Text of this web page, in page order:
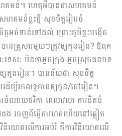
ហគមន៍។ ហេតុអីបានជាសហគមន៍
មន៍ខ្លះថ្មី សុខចិត្តរៀបចំ
តអត់ទាន់ទៅដល់ ព្រោះភូមិខ្លះបង្កើត
នគ្រួសារមួយៗត្រូវឲ្យកូនរៀន? ឪពុក
ទេសៈ មិនថាអ្នកក្រុង អ្នកស្រុកជនបទ
ឲ្យកូនរៀន។ បានន័យថា សុខចិត្ត
ើម្បីរកលទ្ធភាពឲ្យកូន/ចៅរៀន។
ចំណាយថវិកា ពេលវេលា ការខិតខំ
រផង ចេញពីធ្វើការហត់ហើយនៅឆ្លៀត
យោគលើការអប់រំ គឺការវិនិយោគលើ